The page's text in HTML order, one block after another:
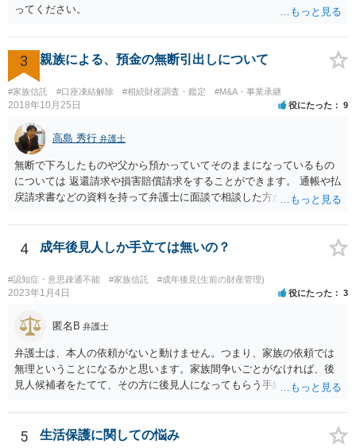
ってください。
3 親族による、預金の無断引出しについて
#家族信託 #口座凍結解除 #相続財産調査・鑑定 #M&A・事業承継
2018年10月25日 役にたった 9
高島 秀行 弁護士
無断で下ろしたものや父から預かっていてそのままになっているもの
については 返還請求や損害賠償請求をすることができます。 通帳や払
戻請求書などの資料を持って弁護士に面談で相談した方がよいと思い
4 成年後見人しか手立ては無いの？
#認知症・意思疎通不能 #家族信託 #成年後見(生前の財産管理)
2023年1月4日 役にたった 3
匿名B 弁護士
弁護士は、本人の依頼がないと動けません。つまり、家族の依頼では
無理ということになるかと思います。家族間争いごとがなければ、後
見人候補者をたてて、その方に後見人になってもらう手続をすすめた
5 生活保護に関しての悩み